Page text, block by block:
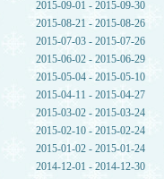
2015-09-01 - 2015-09-30
2015-08-21 - 2015-08-26
2015-07-03 - 2015-07-26
2015-06-02 - 2015-06-29
2015-05-04 - 2015-05-10
2015-04-11 - 2015-04-27
2015-03-02 - 2015-03-24
2015-02-10 - 2015-02-24
2015-01-02 - 2015-01-24
2014-12-01 - 2014-12-30